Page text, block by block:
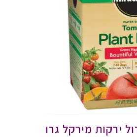
ירקות מירקל גרו